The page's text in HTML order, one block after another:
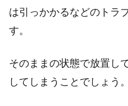
は引っかかるなどのトラ
す。
そのままの状態で放置し
してしまうことでしょう。